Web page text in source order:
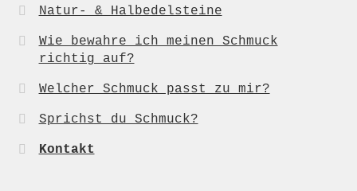
Natur- & Halbedelsteine
Wie bewahre ich meinen Schmuck
richtig auf?
Welcher Schmuck passt zu mir?
Sprichst du Schmuck?
Kontakt